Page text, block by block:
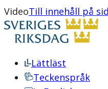
VideoTill innehåll på
Lättläst
Teckenspråk